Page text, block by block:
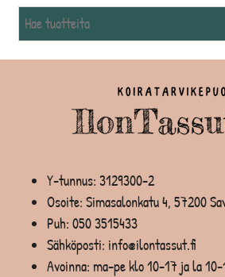
Y-tunnus: 3129300-2
Osoite: Simasalonkatu 4, 57200
Puh: 050 3515433
Sähköposti: info@ilontassut.fi
Avoinna: ma-pe klo 10-17 ja la 10-